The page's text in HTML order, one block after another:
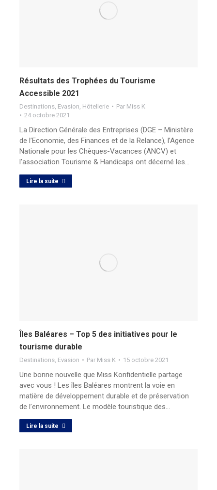
Résultats des Trophées du Tourisme
Accessible 2021
Destinations Evasion Hôtellerie Par Miss K
24 octobre 2021
La Direction Générale des Entreprises (DGE – Ministère
de l’Economie, des Finances et de la Relance), l’Agence
Nationale pour les Chèques-Vacances (ANCV) et
l’association Tourisme & Handicaps ont décerné les…
Lire la suite
Îles Baléares – Top 5 des initiatives pour le
tourisme durable
Destinations, Evasion Par Miss K 15 octobre 2021
Une bonne nouvelle que Miss Konfidentielle partage
avec vous ! Les îles Baléares montrent la voie en
matière de développement durable et de préservation
de l’environnement. Le modèle touristique des…
Lire la suite